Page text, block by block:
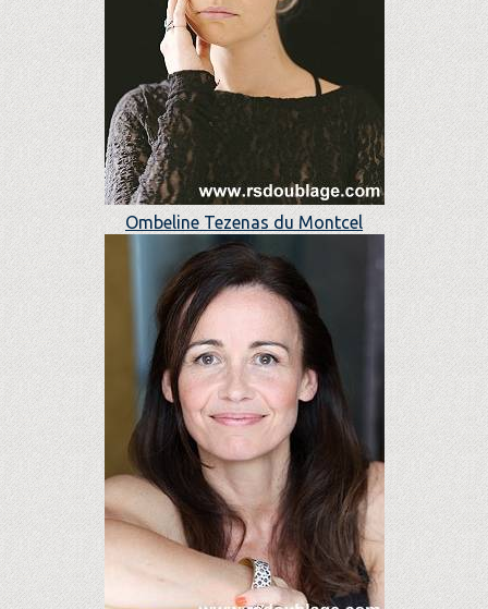
Ombeline Tezenas du Montcel